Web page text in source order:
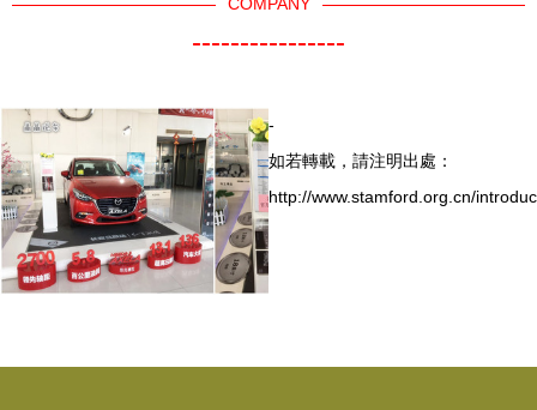
----------------
-
如若轉載，請注明出處：
http://www.stamford.org.cn/